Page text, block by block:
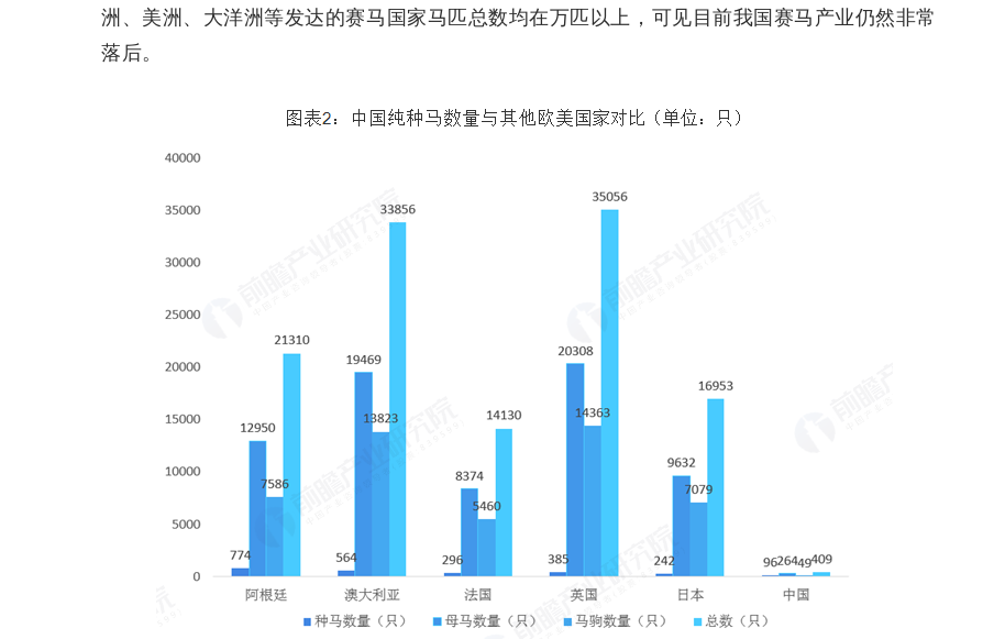
洲、美洲、大洋洲等发达的赛马国家马匹总数均在万匹以上，可见目前我国赛马产业仍然非常
落后。